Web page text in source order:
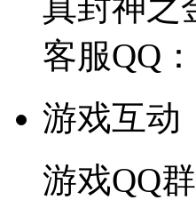
客服QQ
游戏互动
游戏QQ